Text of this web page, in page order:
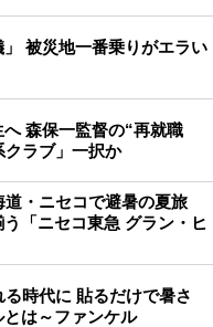
被災地一番乗りがエラい
森保一監督の“再就職
クラブ」一択か
・ニセコで避暑の夏旅
「ニセコ東急 グラン・ヒ
時代に 貼るだけで暑さ
は～ファンケル